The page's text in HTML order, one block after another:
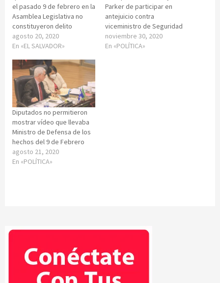
el pasado 9 de febrero en la
Asamblea Legislativa no
constituyeron delito
agosto 20, 2020
En «EL SALVADOR»
Parker de participar en
antejuicio contra
viceministro de Seguridad
noviembre 30, 2020
En «POLÍTICA»
Diputados no permitieron
mostrar vídeo que llevaba
Ministro de Defensa de los
hechos del 9 de Febrero
agosto 21, 2020
En «POLÍTICA»